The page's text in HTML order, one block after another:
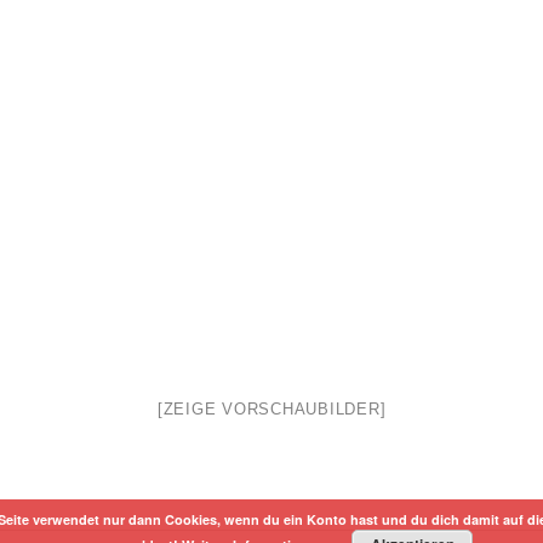
[ZEIGE VORSCHAUBILDER]
verwendet nur dann Cookies, wenn du ein Konto hast und du dich damit auf